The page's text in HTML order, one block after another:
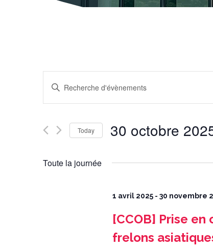
Recherche
Évènements
Search
Évènements
Today 30 octobre
Toute la journée
1 avril 2025- 30 novembre
[CCOB] Prise
frelons